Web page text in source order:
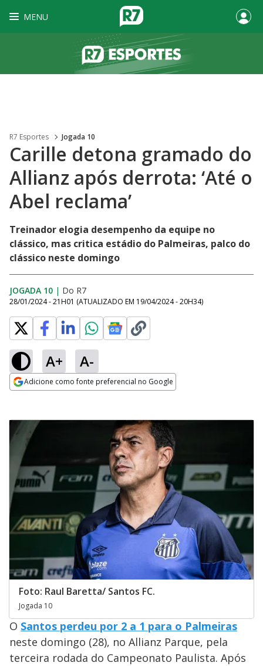
MENU
R7 Esportes Jogada 10
Carille detona gramado do
Allianz após derrota: ‘Até o
Abel reclama’
Treinador elogia desempenho da equipe no
clássico, mas critica estádio do Palmeiras, palco do
clássico neste domingo
JOGADA 10 | Do R7
28/01/2024 - 21H01 (ATUALIZADO EM 19/04/2024 - 20H34)
A+ A-
Adicione como fonte preferencial no Google
Foto: Raul Baretta/ Santos FC.
Jogada 10
O Santos perdeu por 2 a 1 para o Palmeiras
neste domingo (28), no Allianz Parque, pela
terceira rodada do Campeonato Paulista. Após